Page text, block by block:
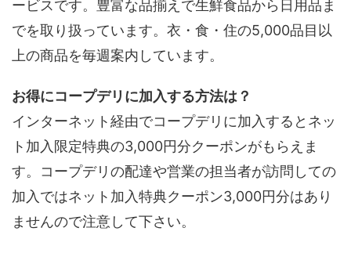
ービスです。豊富な品揃えで生鮮食品から日用品ま
でを取り扱っています。衣・食・住の5,000品目以
上の商品を毎週案内しています。
お得にコープデリに加入する方法は？
インターネット経由でコープデリに加入するとネッ
ト加入限定特典の3,000円分クーポンがもらえま
す。コープデリの配達や営業の担当者が訪問しての
加入ではネット加入特典クーポン3,000円分はあり
ませんので注意して下さい。